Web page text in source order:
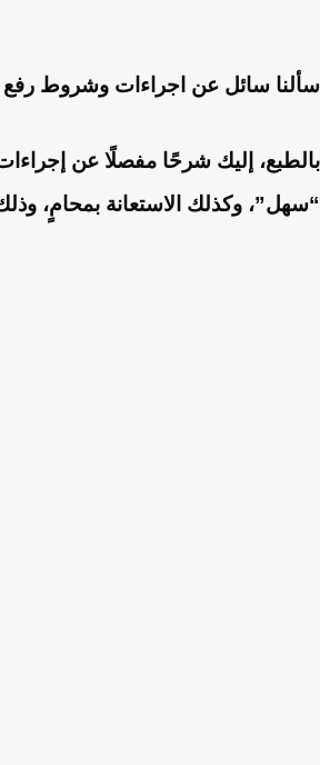
سألنا سائل عن اجراءات وشروط رفع
بالطبع، إليك شرحًا مفصلًا عن
“سهل”، وكذلك الاستعانة بمحامٍ،